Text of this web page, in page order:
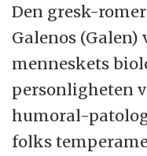
Den gresk-
Galenos
menneskets
personligheten
humoral-
folks